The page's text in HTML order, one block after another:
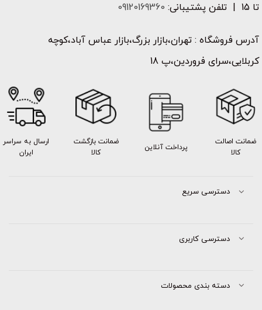
تا 15 | تلفن پشتیبانی:
09120169360
آدرس فروشگاه : تهران،بازار بزرگ،بازار عباس آباد،کوچه
کربلایی،سرای فروردین،پ 18
ضمانت اصالت
کالا
پرداخت آنلاین
ضمانت بازگشت
کالا
ارسال به سراسر
ایران
دسترسی سریع
دسترسی کاربری
دسته بندی محصولات